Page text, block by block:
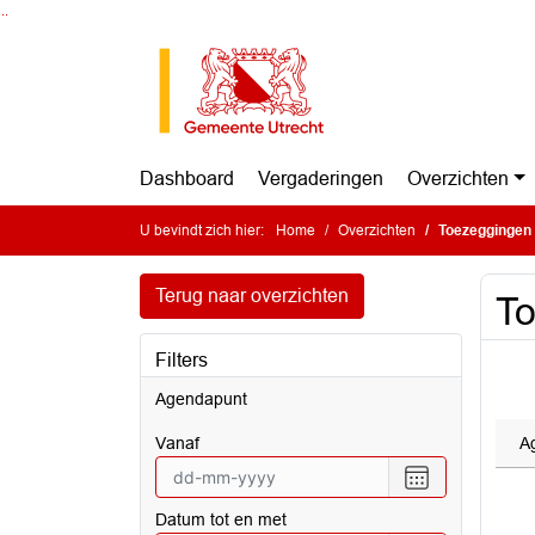
Dashboard Vergaderingen Overzichten
U bevindt zich hier: Home Overzichten Toezeggingen
Terug naar overzichten
Filters
Agendapunt
vanaf
Selecteer
een
Datum tot en met